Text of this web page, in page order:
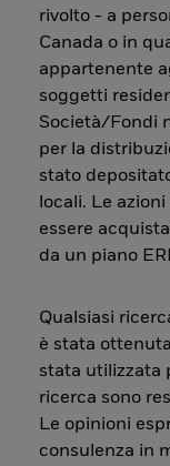
rivolto - a
Canada o in
appartenente
soggetti
Società/Fondi
per la
stato
locali. Le
essere
da un piano
Qualsiasi
è stata
stata utilizzata
ricerca sono
Le opinioni
consulenza in